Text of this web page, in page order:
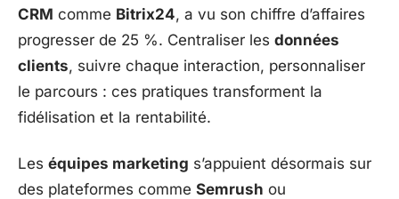
CRM comme Bitrix24, a vu son chiffre d’affaires
progresser de 25 %. Centraliser les données
clients, suivre chaque interaction, personnaliser
le parcours : ces pratiques transforment la
fidélisation et la rentabilité.
Les équipes marketing s’appuient désormais sur
des plateformes comme Semrush ou